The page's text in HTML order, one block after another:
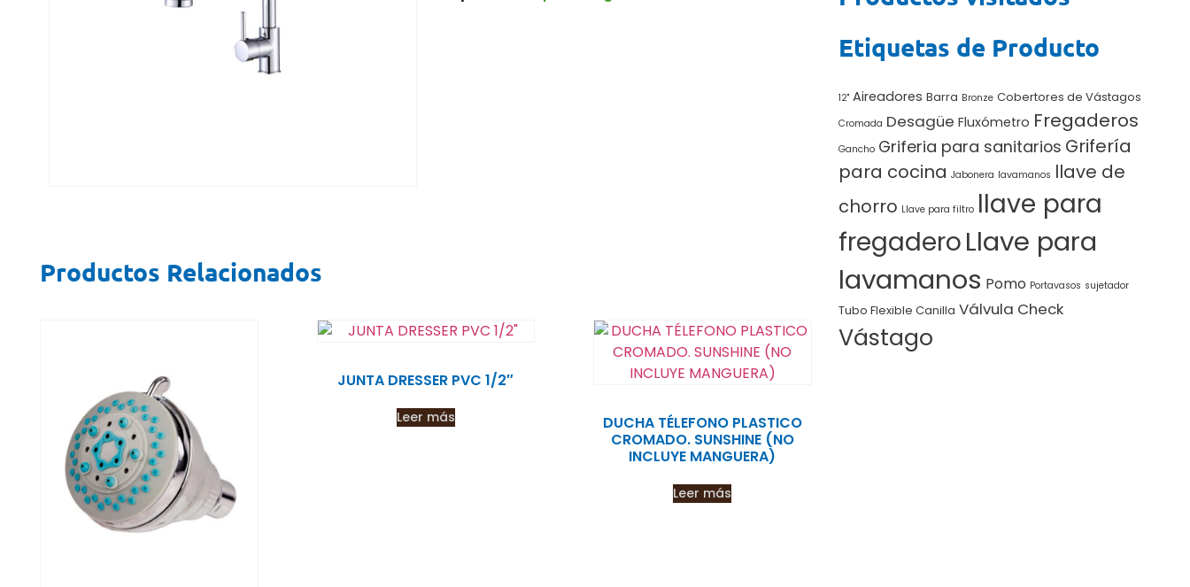
Productos Relacionados
JUNTA DRESSER PVC 1/2″
Leer más
DUCHA TÉLEFONO PLASTICO
CROMADO. SUNSHINE (NO
INCLUYE MANGUERA)
Leer más
Etiquetas de Producto
12" Aireadores Barra Bronze Cobertores de Vástagos
Cromada Desagüe Fluxómetro Fregaderos
Gancho Griferia para sanitarios Grifería
para cocina Jabonera lavamanos llave de
chorro Llave para filtro llave para
fregaderoLlave para
lavamanos Pomo Portavasos sujetador
Tubo Flexible Canilla Válvula Check
Vástago